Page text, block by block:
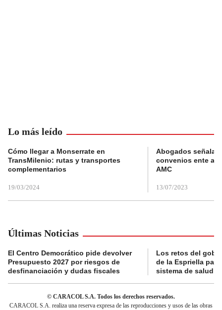
Lo más leído
Cómo llegar a Monserrate en
TransMilenio: rutas y transportes
complementarios
19/03/2024
Abogados
convenios ente
AMC
13/07/2023
Últimas Noticias
El Centro Democrático pide devolver
Presupuesto 2027 por riesgos de
desfinanciación y dudas fiscales
Los retos del
de la Espriella
sistema de salud
© CARACOL S.A. Todos los derechos reservados.
CARACOL S.A. realiza una reserva expresa de las reproducciones y usos de las obras